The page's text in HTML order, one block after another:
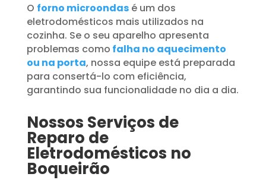
O forno microondasé um dos
eletrodomésticos mais utilizados na
cozinha. Se o seu aparelho apresenta
problemas como falha no aquecimento
ou na porta, nossa equipe está preparada
para consertá-lo com eficiência,
garantindo sua funcionalidade no dia a dia.
Nossos Serviços de
Reparo de
Eletrodomésticos no
Boqueirão